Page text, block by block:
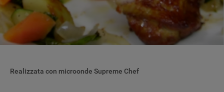
Realizzata con microonde Supreme Chef